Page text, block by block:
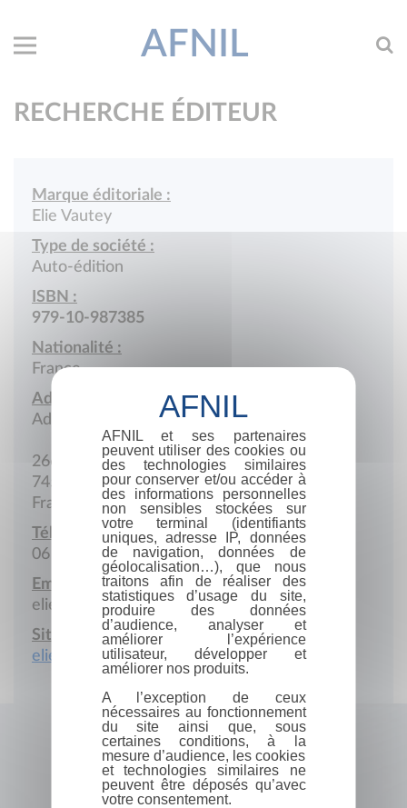
AFNIL
RECHERCHE ÉDITEUR
Marque éditoriale :
Elie Vautey
Type de société :
Auto-édition
ISBN :
979-10-987385
Nationalité :
France
Adresse :
Adresse postale
266 du Taillou
74550 Cervens
France
Téléphone portable :
06 99 95 91 69
Email :
elievautey@gmail.com
Site Internet :
elievautey.com
AFNIL et ses partenaires
peuvent utiliser des cookies ou
des technologies similaires
pour conserver et/ou accéder à
des informations personnelles
non sensibles stockées sur
votre terminal (identifiants
uniques, adresse IP, données
de navigation, données de
géolocalisation…), que nous
traitons afin de réaliser des
statistiques d’usage du site,
produire des données
d’audience, analyser et
améliorer l’expérience
utilisateur, développer et
améliorer nos produits.
A l’exception de ceux
nécessaires au fonctionnement
du site ainsi que, sous
certaines conditions, à la
mesure d’audience, les cookies
et technologies similaires ne
peuvent être déposés qu’avec
votre consentement.